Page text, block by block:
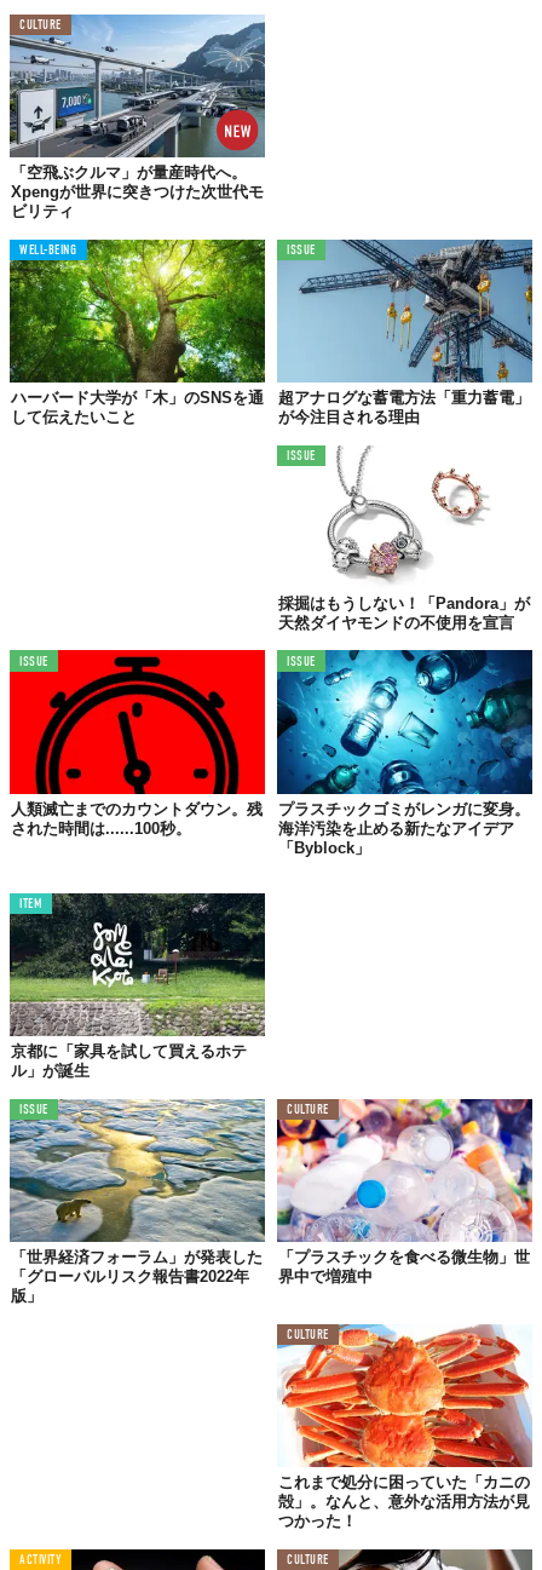
もし、蚊やダニに刺されたあと、痒みや痛みだけでなく高熱や発
疹が出て数日経ってもそれが治らないようであれば、すぐに医師
の診断を受けることをおすすめする。
……いや。
それよりも先に考えるべくは、この異常気象なのかもしれない。
もちろん、太陽の活動変化や海洋の変動、火山の噴火などの自然
による気候変動も考えられるが、わたしたちの人間活動による温
室効果ガスが原因という可能性も十二分にあるからだ。
人間の利得を優先したばかりに起きるカルマとならぬよう、今か
らでも自分にできることを真剣に考えなくてはいけない時なのか
もしれない──。
Reference: Climate Change Bringing More Than Heat — Malaria And Dengue On The Rise
Top image: ©Lemonsoup14/Shutterstock.com
TABI LABO
この世界は、もっと広いはずだ。
CULTURE
「空飛ぶクルマ」が量産時代へ。
Xpengが世界に突きつけた次世代モ
ビリティ
WELL-BEING
ハーバード大学が「木」のSNSを通
して伝えたいこと
ISSUE
超アナログな蓄電方法「重力蓄電」
が今注目される理由
ISSUE
採掘はもうしない！「Pandora」が
天然ダイヤモンドの不使用を宣言
ISSUE
人類滅亡までのカウントダウン。残
された時間は......100秒。
ISSUE
プラスチックゴミがレンガに変身。
海洋汚染を止める新たなアイデア
「Byblock」
ITEM
京都に「家具を試して買えるホテ
ル」が誕生
ISSUE
「世界経済フォーラム」が発表した
「グローバルリスク報告書2022年
版」
CULTURE
「プラスチックを食べる微生物」世
界中で増殖中
CULTURE
これまで処分に困っていた「カニの
殻」。なんと、意外な活用方法が見
つかった！
ACTIVITY CULTURE